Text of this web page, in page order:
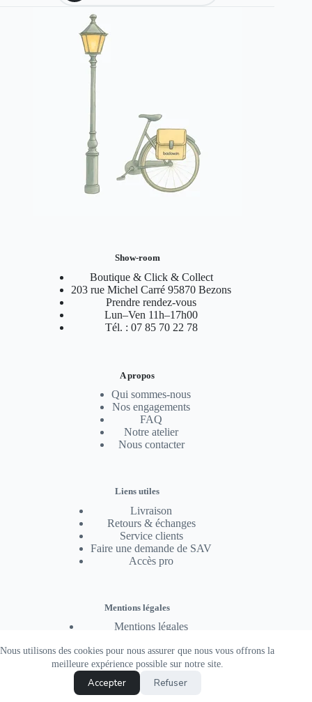
Nous utilisons des cookies pour nous assurer que nous vous offrons la
meilleure expérience possible sur notre site.
Accepter Refuser
Show-room
Boutique & Click & Collect
203 rue Michel Carré 95870 Bezons
Prendre rendez-vous
Lun–Ven 11h–17h00
Tél. : 07 85 70 22 78
A propos
Qui sommes-nous
Nos engagements
FAQ
Notre atelier
Nous contacter
Liens utiles
Livraison
Retours & échanges
Service clients
Faire une demande de SAV
Accès pro
Mentions légales
Mentions légales
Politique de confidentialité
Politique de cookies
Protection des données (RGPD)
Copyright © 2026 - badawin, une marque de Gisèle &